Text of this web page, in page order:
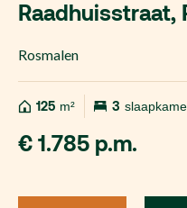
Raadhuisstraat,
Rosmalen
125 m² 3
€ 1.785 p.m.